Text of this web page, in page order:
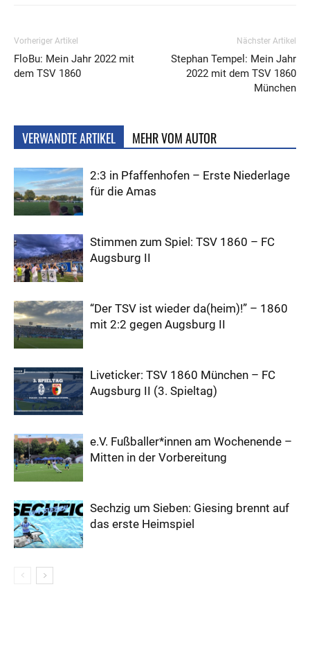
Vorheriger Artikel
FloBu: Mein Jahr 2022 mit
dem TSV 1860
Nächster Artikel
Stephan Tempel: Mein Jahr
2022 mit dem TSV 1860
München
VERWANDTE ARTIKEL MEHR VOM AUTOR
2:3 in Pfaffenhofen – Erste Niederlage
für die Amas
Stimmen zum Spiel: TSV 1860 – FC
Augsburg II
“Der TSV ist wieder da(heim)!” – 1860
mit 2:2 gegen Augsburg II
Liveticker: TSV 1860 München – FC
Augsburg II (3. Spieltag)
e.V. Fußballer*innen am Wochenende –
Mitten in der Vorbereitung
Sechzig um Sieben: Giesing brennt auf
das erste Heimspiel